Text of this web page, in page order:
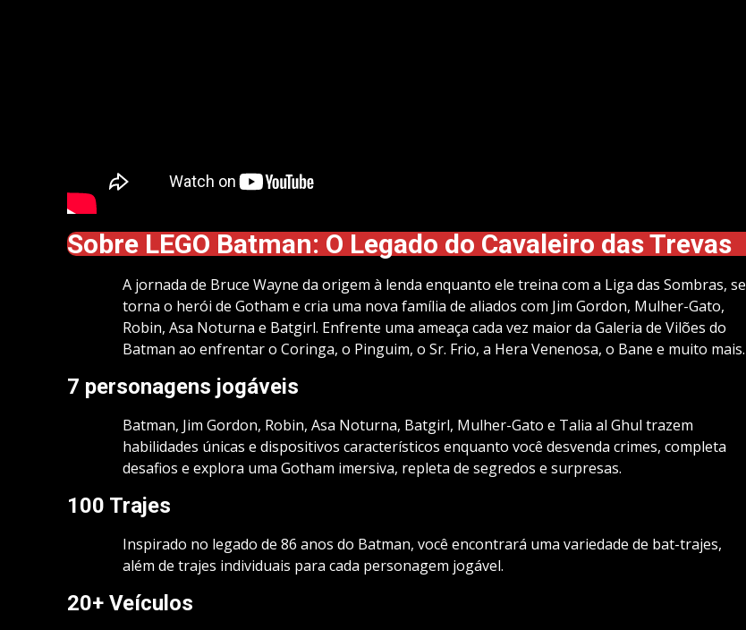
Sobre LEGO Batman: O Legado do Cavaleiro das Trevas
A jornada de Bruce Wayne da origem à lenda enquanto ele treina com a Liga das Sombras, se
torna o herói de Gotham e cria uma nova família de aliados com Jim Gordon, Mulher-Gato,
Robin, Asa Noturna e Batgirl. Enfrente uma ameaça cada vez maior da Galeria de Vilões do
Batman ao enfrentar o Coringa, o Pinguim, o Sr. Frio, a Hera Venenosa, o Bane e muito mais.
7 personagens jogáveis
Batman, Jim Gordon, Robin, Asa Noturna, Batgirl, Mulher-Gato e Talia al Ghul trazem
habilidades únicas e dispositivos característicos enquanto você desvenda crimes, completa
desafios e explora uma Gotham imersiva, repleta de segredos e surpresas.
100 Trajes
Inspirado no legado de 86 anos do Batman, você encontrará uma variedade de bat-trajes,
além de trajes individuais para cada personagem jogável.
20+ Veículos